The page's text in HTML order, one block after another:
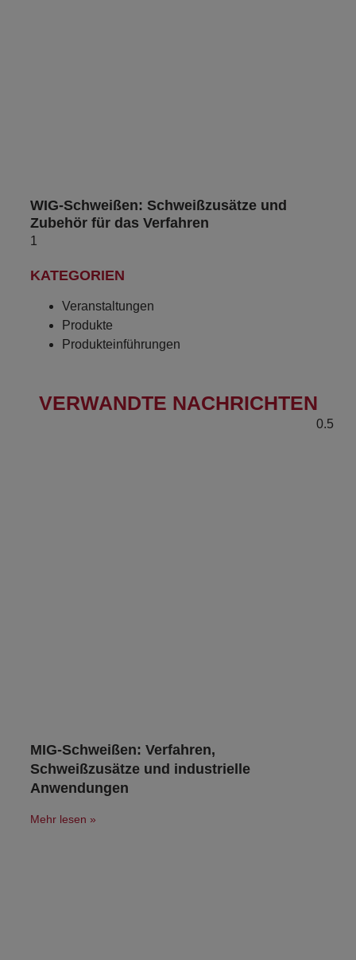
WIG-Schweißen: Schweißzusätze und
Zubehör für das Verfahren
KATEGORIEN
Veranstaltungen
Produkte
Produkteinführungen
VERWANDTE NACHRICHTEN
MIG-Schweißen: Verfahren,
Schweißzusätze und industrielle
Anwendungen
Mehr lesen »